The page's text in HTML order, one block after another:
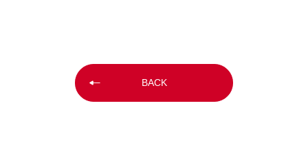
BACK